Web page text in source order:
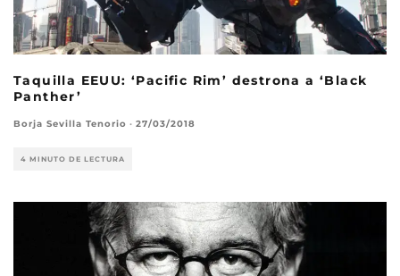
Taquilla EEUU: ‘Pacific Rim’ destrona a ‘Black
Panther’
Borja Sevilla Tenorio · 27/03/2018
4 MINUTO DE LECTURA